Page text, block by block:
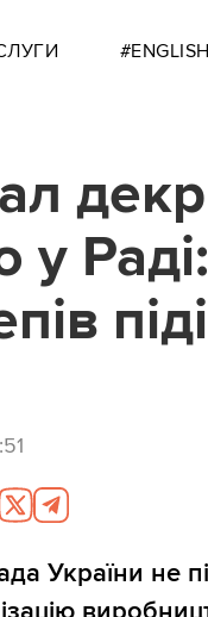
#ENGLISH
у
України не